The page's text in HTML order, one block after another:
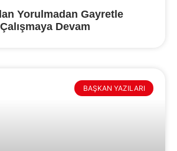
Yorulmadan Gayretle
Çalışmaya Devam
BAŞKAN YAZILARI